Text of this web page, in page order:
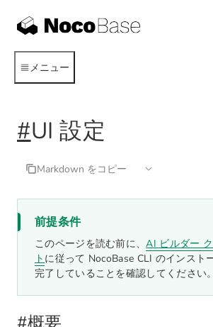
メニュー
#UI 設定
Markdown をコピー
前提条件
このページを読む前に、AI ビルダー
ト に従って NocoBase CLI のインスト
完了していることを確認してください。